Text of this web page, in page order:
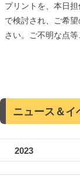
プリントを、本日
で検討され、ご希
さい。ご不明な点
ニュース＆イ
2023